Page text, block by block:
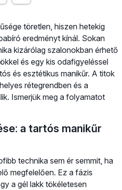
töretlen, hiszen hetekig
eredményt kínál. Sokan
kizárólag szalonokban érhető
és egy kis odafigyeléssel
és esztétikus manikűr. A titok
rétegrendben és a
Ismerjük meg a folyamatot
a tartós manikűr
technika sem ér semmit, ha
megfelelően. Ez a fázis
a gél lakk tökéletesen